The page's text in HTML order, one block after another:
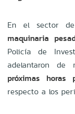
En el sector
maquinaria
Policía de
adelantaron de
próximas horas
respecto a los